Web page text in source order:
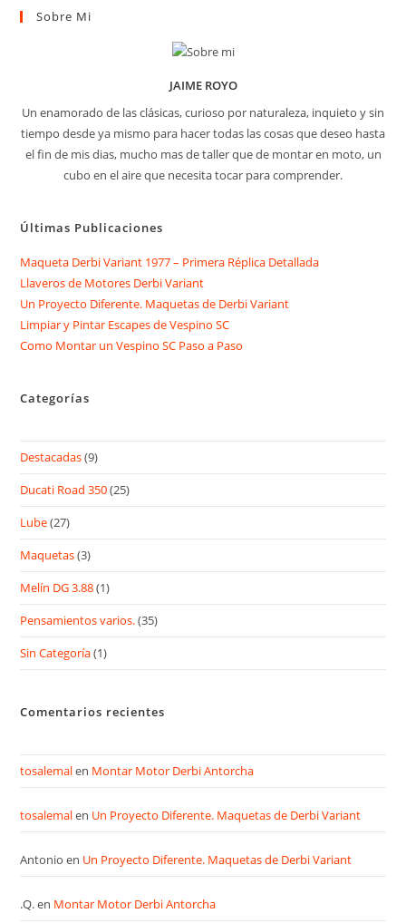
Sobre Mi
JAIME ROYO
Un enamorado de las clásicas, curioso por naturaleza, inquieto y sin
tiempo desde ya mismo para hacer todas las cosas que deseo hasta
el fin de mis dias, mucho mas de taller que de montar en moto, un
cubo en el aire que necesita tocar para comprender.
Últimas Publicaciones
Maqueta Derbi Variant 1977 – Primera Réplica Detallada
Llaveros de Motores Derbi Variant
Un Proyecto Diferente. Maquetas de Derbi Variant
Limpiar y Pintar Escapes de Vespino SC
Como Montar un Vespino SC Paso a Paso
Categorías
Destacadas(9)
Ducati Road 350(25)
Lube(27)
Maquetas(3)
Melín DG 3.88(1)
Pensamientos varios.(35)
Sin Categoría(1)
Comentarios recientes
tosalemalen Montar Motor Derbi Antorcha
tosalemalen Un Proyecto Diferente. Maquetas de Derbi Variant
Antonio en Un Proyecto Diferente. Maquetas de Derbi Variant
.Q.en Montar Motor Derbi Antorcha